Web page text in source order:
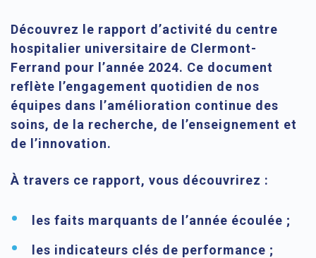
Découvrez le rapport d’activité du centre
hospitalier universitaire de Clermont-
Ferrand pour l’année 2024. Ce document
reflète l’engagement quotidien de nos
équipes dans l’amélioration continue des
soins, de la recherche, de l’enseignement et
de l’innovation.
À travers ce rapport, vous découvrirez :
les faits marquants de l’année écoulée ;
les indicateurs clés de performance ;